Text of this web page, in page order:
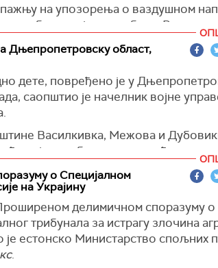
на упозорења о ваздушном
обавештајне службе да Руси
размера. Потребна наређења су већ
одбране. Молимо вас да
Дњепропетровску област,
дете, повређено је у
саопштио је начелник војне
Василкивка, Межова и
је стамбена зграда, куће и
укључујући четрнаестогодишњу
одрасле особе.
навео јр Ханжа.
у Кривом Рогу услед ранијег напада
о Специјалном
на Украјину
делимичном споразуму о
трибунала за истрагу злочина
је естонско Министарство спољних
.